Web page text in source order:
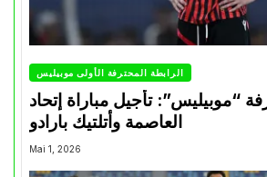
الرابطة المحترفة الأولى موبيليس
“موبيليس”: تأجيل مباراة إتحاد
العاصمة وأتلتيك بارادو
Mai 1, 2026